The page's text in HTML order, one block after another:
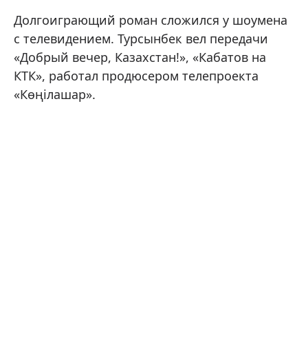
Долгоиграющий роман сложился у шоумена
с телевидением. Турсынбек вел передачи
«Добрый вечер, Казахстан!», «Кабатов на
КТК», работал продюсером телепроекта
«Көңілашар».